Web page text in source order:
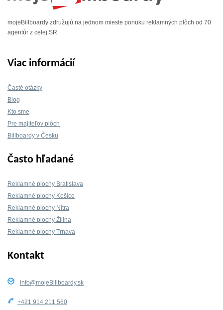
mojeBillboardy združujú na jednom mieste ponuku reklamných plôch od 70
agentúr z celej SR.
Viac informácií
Časté otázky
Blog
Kto sme
Pre majiteľov plôch
Billboardy v Česku
Často hľadané
Reklamné plochy Bratislava
Reklamné plochy Košice
Reklamné plochy Nitra
Reklamné plochy Žilina
Reklamné plochy Trnava
Kontakt
info@mojeBillboardy.sk
+421 914 211 560